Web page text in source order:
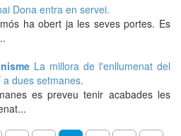
Dona entra en servei.
ha obert ja les seves portes. Es
La millora de l'enllumenat del
dues setmanes.
es preveu tenir acabades les